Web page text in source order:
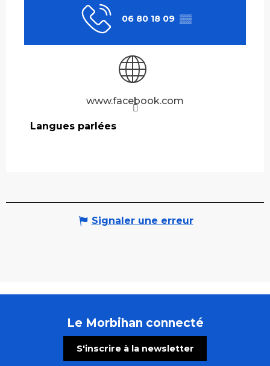
06 80 18 09 ▒▒
www.facebook.com
Langues parlées
Langues parlées
Signaler une erreur
Le Morbihan connecté
S'inscrire à la newsletter